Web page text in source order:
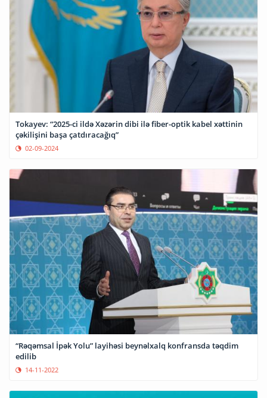
Tokayev: “2025-ci ildə Xəzərin dibi ilə fiber-optik kabel xəttinin
çəkilişini başa çatdıracağıq”
02-09-2024
“Rəqəmsal İpək Yolu” layihəsi beynəlxalq konfransda təqdim
edilib
14-11-2022